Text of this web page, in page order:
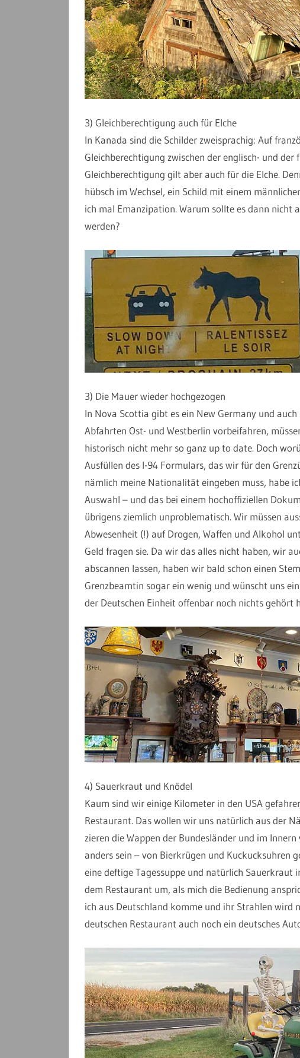
3) Gleichberechtigung auch für Elche
In Kanada sind die Schilder zweisprachig: Auf
Gleichberechtigung zwischen der englisch- und
Gleichberechtigung gilt aber auch für die Elche.
hübsch im Wechsel, ein Schild mit einem
ich mal Emanzipation. Warum sollte es dann nicht
werden?
3) Die Mauer wieder hochgezogen
In Nova Scottia gibt es ein New Germany und
Abfahrten Ost- und Westberlin vorbeifahren,
historisch nicht mehr so ganz up to date. Doch
Ausfüllen des I-94 Formulars, das wir für den
nämlich meine Nationalität eingeben muss, habe
Auswahl – und das bei einem hochoffiziellen
übrigens ziemlich unproblematisch. Wir müssen
Abwesenheit (!) auf Drogen, Waffen und Alkohol
Geld fragen sie. Da wir das alles nicht haben, wir
abscannen lassen, haben wir bald schon einen
Grenzbeamtin sogar ein wenig und wünscht uns
der Deutschen Einheit offenbar noch nichts gehört
4) Sauerkraut und Knödel
Kaum sind wir einige Kilometer in den USA
Restaurant. Das wollen wir uns natürlich aus der
zieren die Wappen der Bundesländer und im
anders sein – von Bierkrügen und Kuckucksuhren
eine deftige Tagessuppe und natürlich Sauerkraut
dem Restaurant um, als mich die Bedienung
ich aus Deutschland komme und ihr Strahlen wird
deutschen Restaurant auch noch ein deutsches